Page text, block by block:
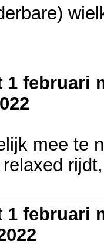
1 februari
mee te
1 februari